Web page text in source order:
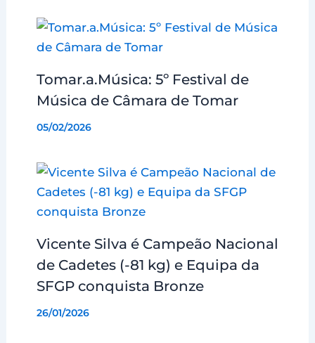
Tomar.a.Música: 5º Festival de
Música de Câmara de Tomar
05/02/2026
Vicente Silva é Campeão Nacional
de Cadetes (-81 kg) e Equipa da
SFGP conquista Bronze
26/01/2026